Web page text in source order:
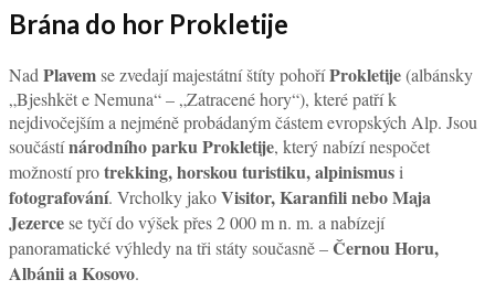
Brána do hor Prokletije
Nad Plavemse zvedají majestátní štíty pohoříProkletije(albánsky
„Bjeshkët e Nemuna“ – „Zatracené hory“), které patří k
nejdivočejším a nejméně probádaným částem evropských Alp. Jsou
součástínárodního parku Prokletije, který nabízí nespočet
možností protrekking, horskou turistiku, alpinismusi
fotografování. Vrcholky jakoVisitor, Karanfili nebo Maja
Jezercese tyčí do výšek přes 2 000 m n. m. a nabízejí
panoramatické výhledy na tři státy současně –Černou Horu,
Albánii a Kosovo.